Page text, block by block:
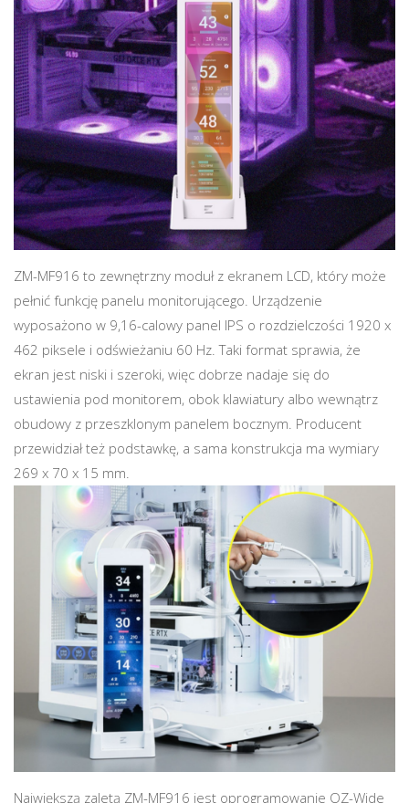
ZM-MF916 to zewnętrzny moduł z ekranem LCD, który może
pełnić funkcję panelu monitorującego. Urządzenie
wyposażono w 9,16-calowy panel IPS o rozdzielczości 1920 x
462 piksele i odświeżaniu 60 Hz. Taki format sprawia, że
ekran jest niski i szeroki, więc dobrze nadaje się do
ustawienia pod monitorem, obok klawiatury albo wewnątrz
obudowy z przeszklonym panelem bocznym. Producent
przewidział też podstawkę, a sama konstrukcja ma wymiary
269 x 70 x 15 mm.
Największą zaletą ZM-MF916 jest oprogramowanie OZ-Wide